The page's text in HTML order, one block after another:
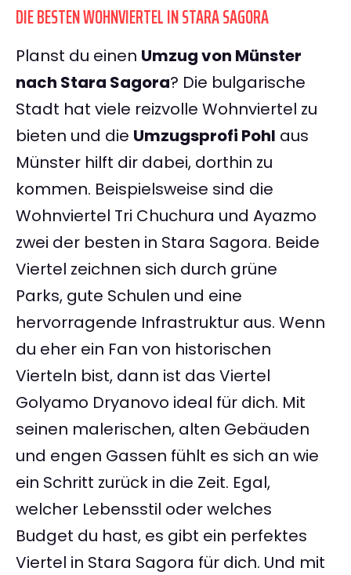
DIE BESTEN WOHNVIERTEL IN STARA SAGORA
Planst du einen Umzug von Münster
nach Stara Sagora? Die bulgarische
Stadt hat viele reizvolle Wohnviertel zu
bieten und die Umzugsprofi Pohl aus
Münster hilft dir dabei, dorthin zu
kommen. Beispielsweise sind die
Wohnviertel Tri Chuchura und Ayazmo
zwei der besten in Stara Sagora. Beide
Viertel zeichnen sich durch grüne
Parks, gute Schulen und eine
hervorragende Infrastruktur aus. Wenn
du eher ein Fan von historischen
Vierteln bist, dann ist das Viertel
Golyamo Dryanovo ideal für dich. Mit
seinen malerischen, alten Gebäuden
und engen Gassen fühlt es sich an wie
ein Schritt zurück in die Zeit. Egal,
welcher Lebensstil oder welches
Budget du hast, es gibt ein perfektes
Viertel in Stara Sagora für dich. Und mit